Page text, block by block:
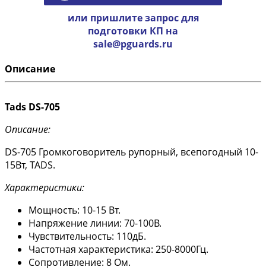
или пришлите запрос для
подготовки КП на
sale@pguards.ru
Описание
Tads DS-705
Описание:
DS-705 Громкоговоритель рупорный, всепогодный 10-
15Вт, TADS.
Характеристики:
Мощность: 10-15 Вт.
Напряжение линии: 70-100В.
Чувствительность: 110дБ.
Частотная характеристика: 250-8000Гц.
Сопротивление: 8 Ом.